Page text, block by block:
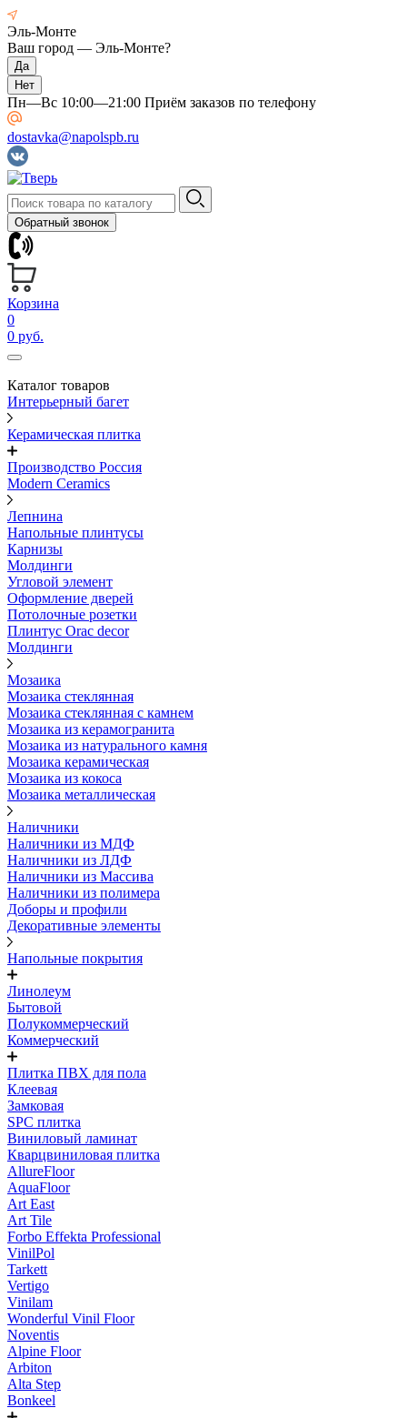
Эль-Монте
Ваш город — Эль-Монте?
Пн—Вс 10:00—21:00 Приём заказов по телефону
dostavka@napolspb.ru
Обратный звонок
Корзина
0
0 руб.
Каталог товаров
Интерьерный багет
Керамическая плитка
Производство Россия
Modern Ceramics
Лепнина
Напольные плинтусы
Карнизы
Молдинги
Угловой элемент
Оформление дверей
Потолочные розетки
Плинтус Orac decor
Молдинги
Мозаика
Мозаика стеклянная
Мозаика стеклянная с камнем
Мозаика из керамогранита
Мозаика из натурального камня
Мозаика керамическая
Мозаика из кокоса
Мозаика металлическая
Наличники
Наличники из МДФ
Наличники из ЛДФ
Наличники из Массива
Наличники из полимера
Доборы и профили
Декоративные элементы
Напольные покрытия
Линолеум
Бытовой
Полукоммерческий
Коммерческий
Плитка ПВХ для пола
Клеевая
Замковая
SPC плитка
Виниловый ламинат
Кварцвиниловая плитка
AllureFloor
AquaFloor
Art East
Art Tile
Forbo Effekta Professional
VinilPol
Tarkett
Vertigo
Vinilam
Wonderful Vinil Floor
Noventis
Alpine Floor
Arbiton
Alta Step
Bonkeel